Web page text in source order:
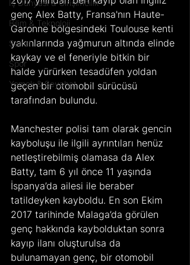
İş Dünyası & Girişimcilik
Bilim & Teknoloji
Sanat
Spor
Yemek & Seyahat
genç Alex Batty, Fransa'nın Haute-
Garonne bölgesindeki Toulouse kenti
yakınlarında yağmurun altında elinde
kaykay ve el feneriyle bitkin bir
halde yürürken tesadüfen yoldan
geçen bir otomobil sürücüsü
tarafından bulundu.
Manchester polisi tam olarak gencin
kayboluşu ile ilgili ayrıntıları henüz
netleştirebilmiş olamasa da Alex
Batty, tam 6 yıl önce 11 yaşında
İspanya’da ailesi ile beraber
tatildeyken kayboldu. En son Ekim
2017 tarihinde Malaga’da görülen
genç hakkında kaybolduktan sonra
kayıp ilanı oluşturulsa da
bulunamayan genç, bir otomobil